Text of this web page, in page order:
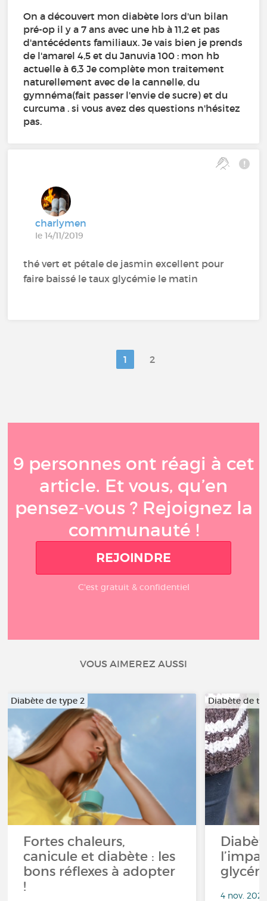
On a découvert mon diabète lors d'un bilan
pré-op il y a 7 ans avec une hb à 11,2 et pas
d'antécédents familiaux. Je vais bien je prends
de l'amarel 4,5 et du Januvia 100 : mon hb
actuelle à 6,3 Je complète mon traitement
naturellement avec de la cannelle, du
gymnéma(fait passer l'envie de sucre) et du
curcuma . si vous avez des questions n'hésitez
pas.
charlymen
le 14/11/2019
thé vert et pétale de jasmin excellent pour
faire baissé le taux glycémie le matin
1 2
9 personnes ont réagi à cet
article. Et vous, qu’en
pensez-vous ? Rejoignez la
communauté !
REJOINDRE
C'est gratuit & confidentiel
VOUS AIMEREZ AUSSI
Diabète de type 2
Fortes chaleurs,
canicule et diabète : les
bons réflexes à adopter
!
Diabète de
4 nov.